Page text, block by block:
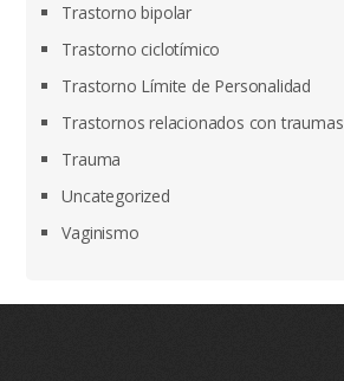
Trastorno bipolar
Trastorno ciclotímico
Trastorno Límite de Personalidad
Trastornos relacionados con traumas
Trauma
Uncategorized
Vaginismo